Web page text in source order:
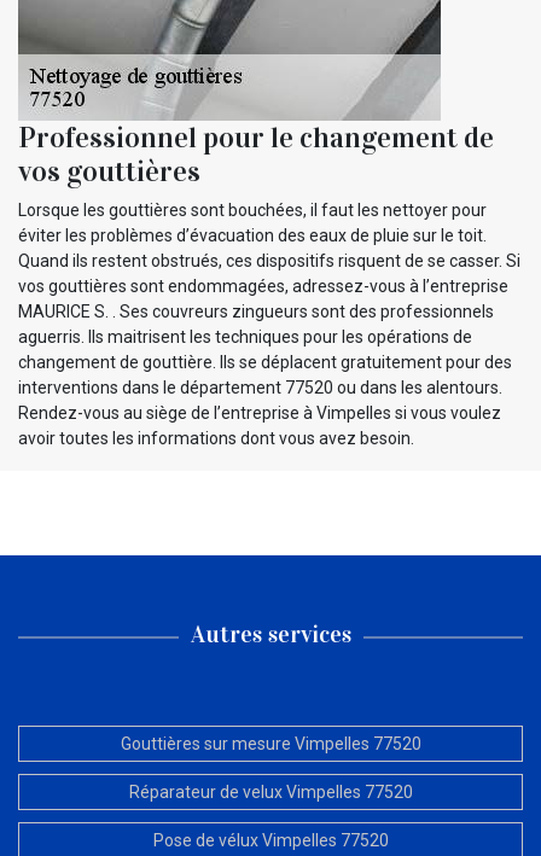
Professionnel pour le changement de
vos gouttières
Lorsque les gouttières sont bouchées, il faut les nettoyer pour
éviter les problèmes d’évacuation des eaux de pluie sur le toit.
Quand ils restent obstrués, ces dispositifs risquent de se casser. Si
vos gouttières sont endommagées, adressez-vous à l’entreprise
MAURICE S. . Ses couvreurs zingueurs sont des professionnels
aguerris. Ils maitrisent les techniques pour les opérations de
changement de gouttière. Ils se déplacent gratuitement pour des
interventions dans le département 77520 ou dans les alentours.
Rendez-vous au siège de l’entreprise à Vimpelles si vous voulez
avoir toutes les informations dont vous avez besoin.
Autres services
Gouttières sur mesure Vimpelles 77520
Réparateur de velux Vimpelles 77520
Pose de vélux Vimpelles 77520